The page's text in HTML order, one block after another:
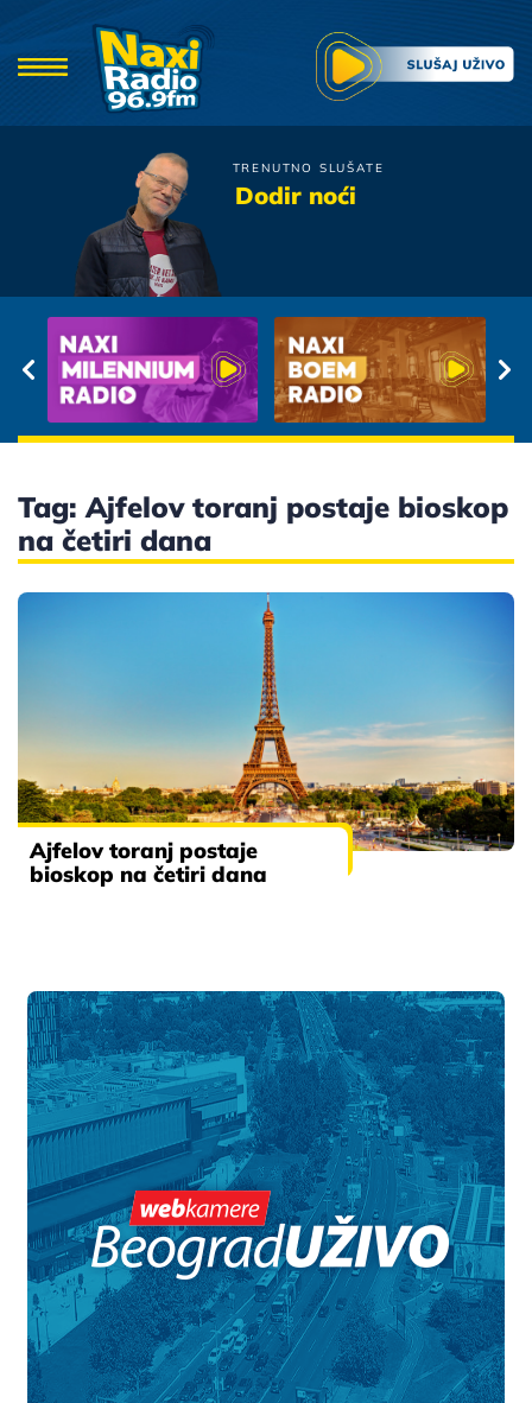
TRENUTNO SLUŠATE
Dodir noćiPoslednja Igra
Tag: Ajfelov toranj postaje bioskop
na četiri dana
Ajfelov toranj postaje
bioskop na četiri dana